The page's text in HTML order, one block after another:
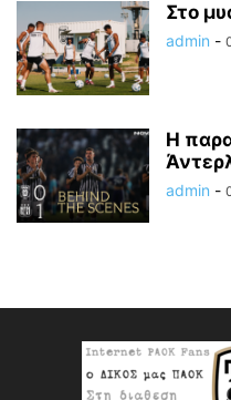
Στο
admin -
Η
admin -